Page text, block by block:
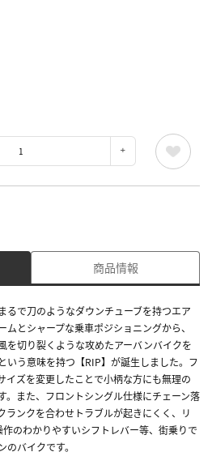
商品情報
るで刀のようなダウンチューブを持つエア
とシャープな乗車ポジショニングから、
を切り裂くような攻めたアーバンバイクを
いう意味を持つ【RIP】が誕生しました。フ
イズを変更したことで小柄な方にも無理の
。また、フロントシングル仕様にチェーン落
ランクを合わせトラブルが起きにくく、リ
のわかりやすいシフトレバー等、街乗りで
バイクです。